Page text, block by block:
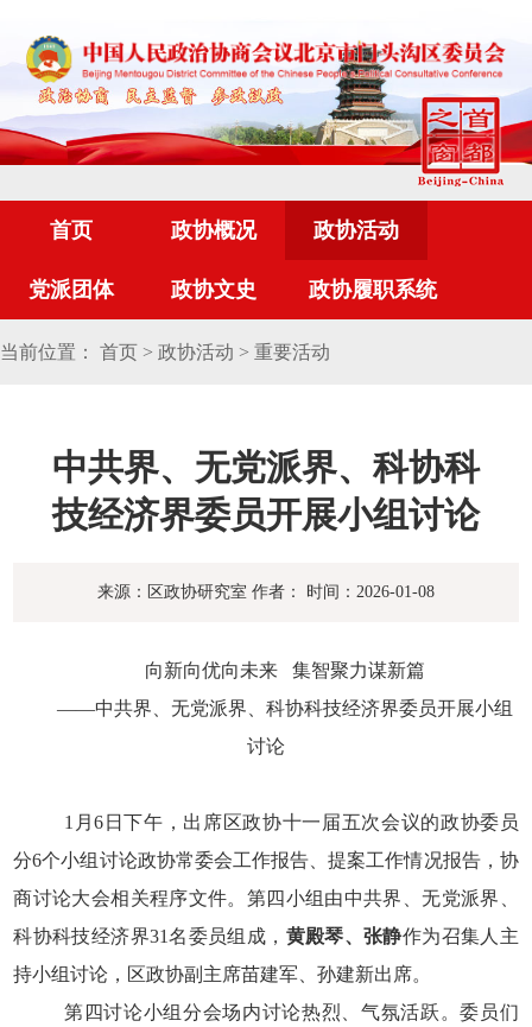
首页 政协概况 政协活动
党派团体 政协文史 政协履职系统
当前位置： 首页 > 政协活动 > 重要活动
中共界、无党派界、科协科
技经济界委员开展小组讨论
来源：区政协研究室 作者： 时间：2026-01-08
向新向优向未来
集智聚力谋新篇
——中共界、无党派界、科协科技经济界委员开展小组
讨论
1 月6 日下午，出席区政协十一届五次会议的政协委员
分6个小组讨论政协常委会工作报告、提案工作情况报告，协
商讨论大会相关程序文件。第四小组由中共界、无党派界、
科协科技经济界31名委员组成， 黄殿琴、张静作为召集人主
持小组讨论，区政协副主席苗建军、孙建新出席。
第四讨论小组分会场内讨论热烈、气氛活跃。委员们